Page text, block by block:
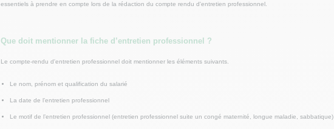
essentiels à prendre en compte lors de la rédaction du compte rendu d'entretien professionnel.
Que doit mentionner la fiche d’entretien professionnel ?
Le compte-rendu d'entretien professionnel doit mentionner les éléments suivants.
Le nom, prénom et qualification du salarié
La date de l’entretien professionnel
Le motif de l’entretien professionnel (entretien professionnel suite un congé maternité, longue maladie, sabbatique)